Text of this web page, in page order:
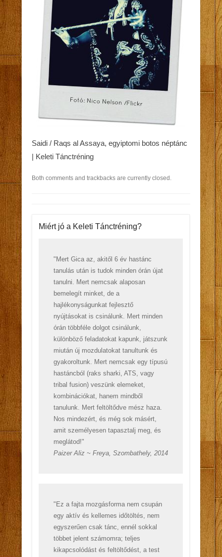
Saidi / Raqs al Assaya, egyiptomi botos néptánc
| Keleti Tánctréning
Both comments and trackbacks are currently closed.
Miért jó a Keleti Tánctréning?
"Mert Gica az, akitől 6 év hastánc
tanulás után is tudok minden órán újat
tanulni. Mert nemcsak alaposan
bemelegít minket, de a
hajlékonyságunkat fejlesztő
nyújtásokat is csinálunk. Mert minden
órán többféle dolgot csinálunk,
különböző feladatokat kapunk, játszunk
miután új mozdulatokat tanultunk és
gyakoroltunk. Mert nemcsak egy típusú
hastáncból (raks sharki, ATS, vagy
tribal fusion) veszünk elemeket,
kombinációkat, hanem mindből
tanulunk. Mert feltöltődve mész haza.
Nos mindezért, és még sok másért,
amit személyesen tapasztalj meg, és
meglátod!"
Paizer Aliz ~ Freya, Szombathely, 2014
"Ez a fajta mozgásforma nem csupán
egy aktív és kellemes időtöltés, nem
egyszerűen csak tánc, ennél sokkal
többet jelent számomra; teljes
kikapcsolódást és feltöltődést, a test